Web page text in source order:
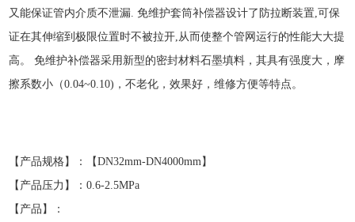
又能保证管内介质不泄漏. 免维护套筒补偿器设计了防拉断装置,可保
证在其伸缩到极限位置时不被拉开,从而使整个管网运行的性能大大提
高。 免维护补偿器采用新型的密封材料石墨填料，其具有强度大，摩
擦系数小（0.04~0.10)，不老化，效果好，维修方便等特点。
【产品规格】：
【DN32mm-DN4000mm】
【产品压力】：0.6-2.5MPa
【产品】：